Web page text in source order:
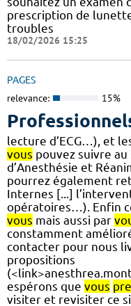
prescription de
troubles
18/02/2026 15:25
PAGES
relevance: 15%
lecture d’ECG…), et
vous pouvez suivre
d’Anesthésie et
pourrez également
Internes [...]
opératoires…). Enfin
vous mais aussi par
constamment
contacter pour nous
propositions
espérons que vous
visiter et revisiter ce